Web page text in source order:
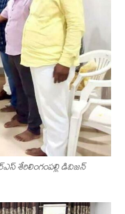
శేరిలింగంపల్లి డివిజన్